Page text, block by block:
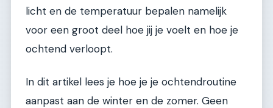
licht en de temperatuur bepalen namelijk
voor een groot deel hoe jij je voelt en hoe je
ochtend verloopt.
In dit artikel lees je hoe je je ochtendroutine
aanpast aan de winter en de zomer. Geen